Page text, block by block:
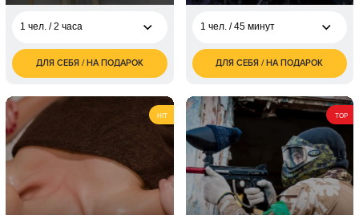
1 чел. / 2 часа
2 200
грн
ДЛЯ СЕБЯ / НА ПОДАРОК
1 чел. / 45 минут
грн
2 чел. / 45 минут
1 200
грн
2 чел. / 90 минут
2 400
грн
ДЛЯ СЕБЯ / НА ПОДАРОК
HIT TOP